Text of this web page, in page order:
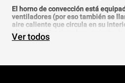
El horno de convección está
ventiladores (por eso también se
aire caliente que circula en su
alimentos
distribuye de manera uniforme en el
pastelería, o para hornear
Ver todos